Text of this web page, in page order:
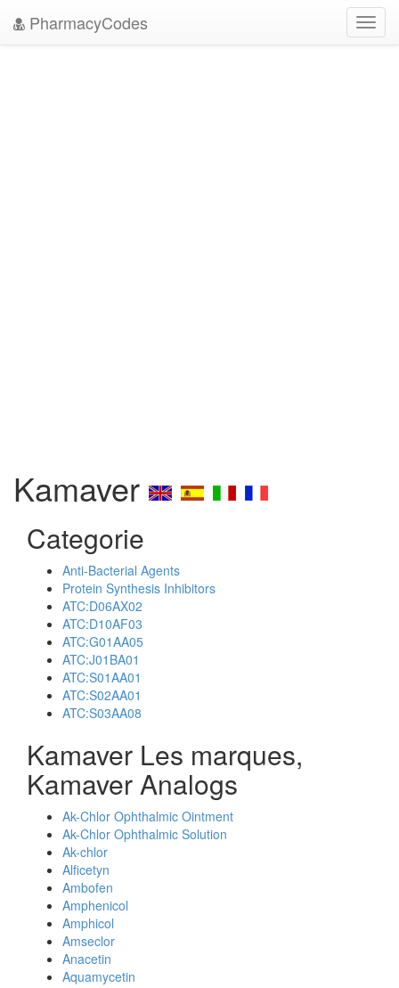
PharmacyCodes
Kamaver
Categorie
Anti-Bacterial Agents
Protein Synthesis Inhibitors
ATC:D06AX02
ATC:D10AF03
ATC:G01AA05
ATC:J01BA01
ATC:S01AA01
ATC:S02AA01
ATC:S03AA08
Kamaver Les marques,
Kamaver Analogs
Ak-Chlor Ophthalmic Ointment
Ak-Chlor Ophthalmic Solution
Ak-chlor
Alficetyn
Ambofen
Amphenicol
Amphicol
Amseclor
Anacetin
Aquamycetin